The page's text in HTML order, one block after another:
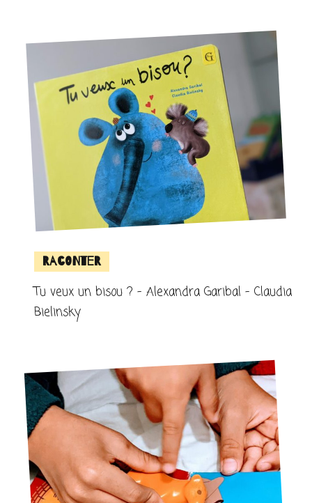
Raconter
Tu veux un bisou ? – Alexandra Garibal – Claudia
Bielinsky